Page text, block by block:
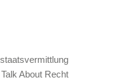
About Recht